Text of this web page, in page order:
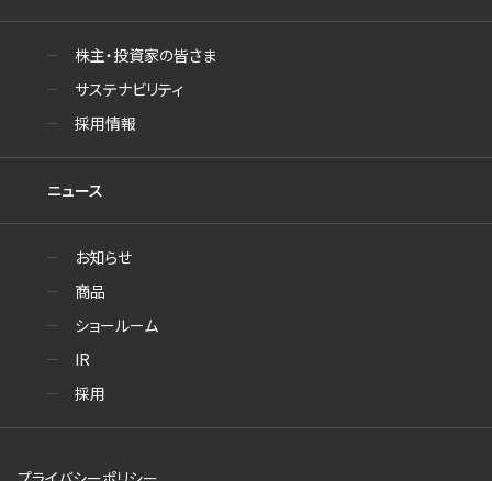
株主・投資家の皆さま
サステナビリティ
採用情報
ニュース
お知らせ
商品
ショールーム
IR
採用